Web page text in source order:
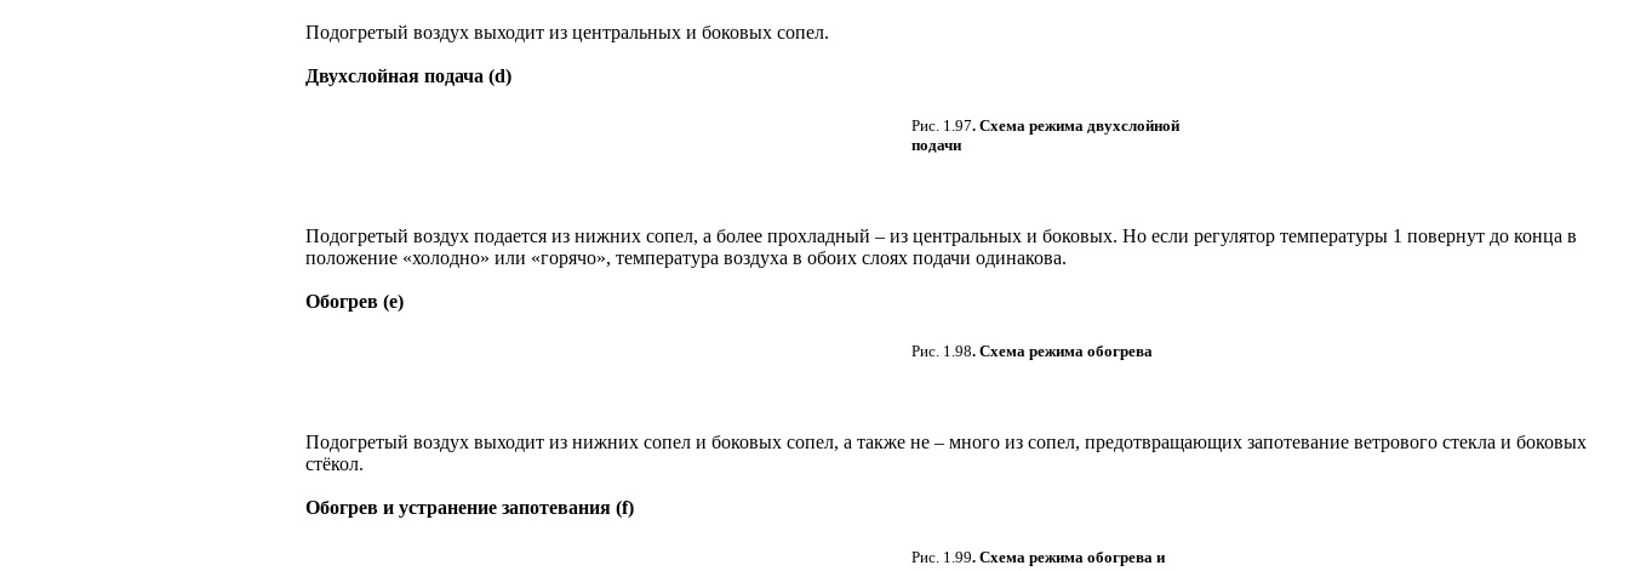
Подогретый воздух выходит из центральных и боковых сопел.
Двухслойная подача (d)
Рис. 1.97. Схема режима двухслойной
подачи
Подогретый воздух подается из нижних сопел, а более прохладный – из центральных и боковых. Но если регулятор температуры 1 повернут до конца в
положение «холодно» или «горячо», температура воздуха в обоих слоях подачи одинакова.
Обогрев (е)
Рис. 1.98. Схема режима обогрева
Подогретый воздух выходит из нижних сопел и боковых сопел, а также не – много из сопел, предотвращающих запотевание ветрового стекла и боковых
стёкол.
Обогрев и устранение запотевания (f)
Рис. 1.99. Схема режима обогрева и